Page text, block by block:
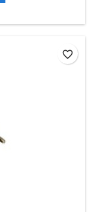
favorite_border